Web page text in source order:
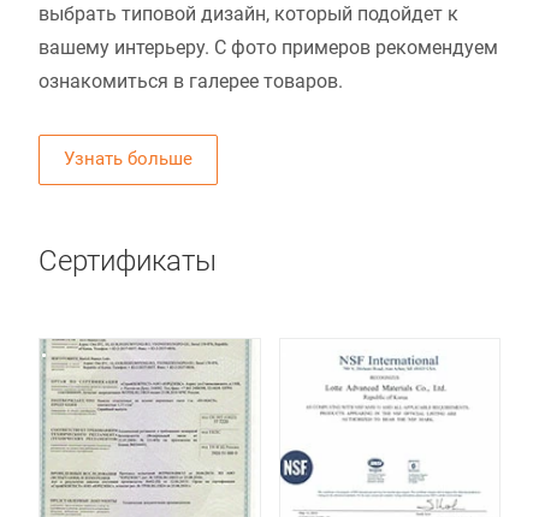
выбрать типовой дизайн, который подойдет к
вашему интерьеру. С фото примеров рекомендуем
ознакомиться в галерее товаров.
Узнать больше
Сертификаты